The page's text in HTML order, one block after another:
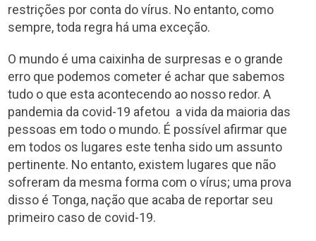
restrições por conta do vírus. No entanto, como
sempre, toda regra há uma exceção.
O mundo é uma caixinha de surpresas e o grande
erro que podemos cometer é achar que sabemos
tudo o que esta acontecendo ao nosso redor. A
pandemia da covid-19 afetou a vida da maioria das
pessoas em todo o mundo. É possível afirmar que
em todos os lugares este tenha sido um assunto
pertinente. No entanto, existem lugares que não
sofreram da mesma forma com o vírus; uma prova
disso é Tonga, nação que acaba de reportar seu
primeiro caso de covid-19.